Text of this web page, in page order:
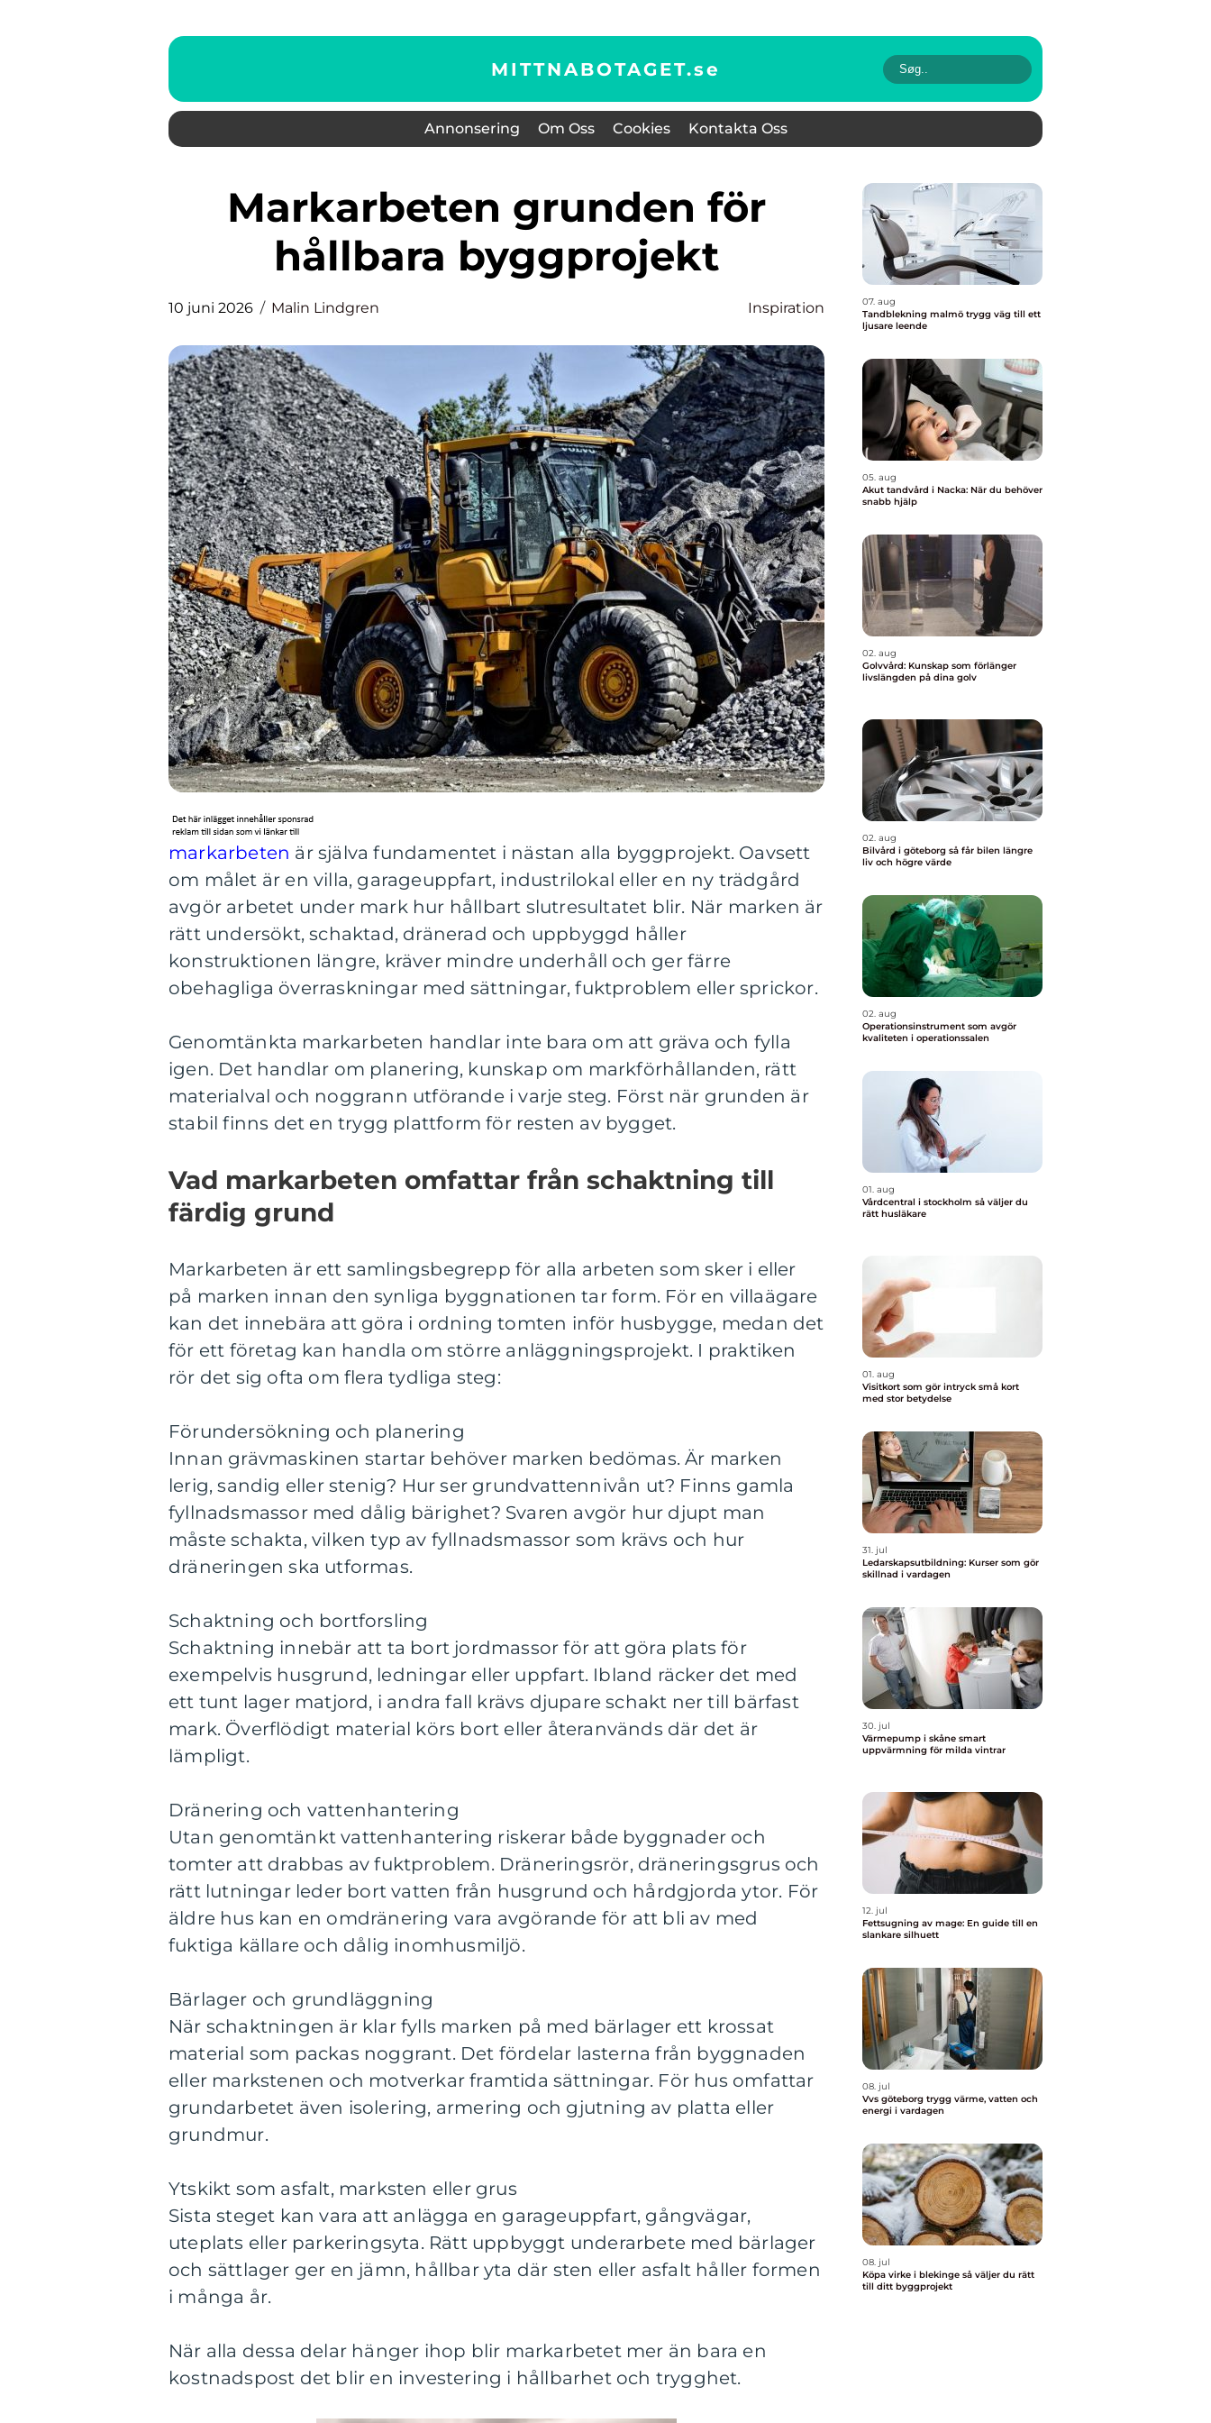
MITTNABOTAGET.se
Annonsering Om Oss Cookies Kontakta Oss
Markarbeten grunden för
hållbara byggprojekt
10 juni 2026 Malin Lindgren Inspiration
markarbeten är själva fundamentet i nästan alla byggprojekt. Oavsett
om målet är en villa, garageuppfart, industrilokal eller en ny trädgård
avgör arbetet under mark hur hållbart slutresultatet blir. När marken är
rätt undersökt, schaktad, dränerad och uppbyggd håller
konstruktionen längre, kräver mindre underhåll och ger färre
obehagliga överraskningar med sättningar, fuktproblem eller sprickor.
Genomtänkta markarbeten handlar inte bara om att gräva och fylla
igen. Det handlar om planering, kunskap om markförhållanden, rätt
materialval och noggrann utförande i varje steg. Först när grunden är
stabil finns det en trygg plattform för resten av bygget.
Vad markarbeten omfattar från schaktning till
färdig grund
Markarbeten är ett samlingsbegrepp för alla arbeten som sker i eller
på marken innan den synliga byggnationen tar form. För en villaägare
kan det innebära att göra i ordning tomten inför husbygge, medan det
för ett företag kan handla om större anläggningsprojekt. I praktiken
rör det sig ofta om flera tydliga steg:
Förundersökning och planering
Innan grävmaskinen startar behöver marken bedömas. Är marken
lerig, sandig eller stenig? Hur ser grundvattennivån ut? Finns gamla
fyllnadsmassor med dålig bärighet? Svaren avgör hur djupt man
måste schakta, vilken typ av fyllnadsmassor som krävs och hur
dräneringen ska utformas.
Schaktning och bortforsling
Schaktning innebär att ta bort jordmassor för att göra plats för
exempelvis husgrund, ledningar eller uppfart. Ibland räcker det med
ett tunt lager matjord, i andra fall krävs djupare schakt ner till bärfast
mark. Överflödigt material körs bort eller återanvänds där det är
lämpligt.
Dränering och vattenhantering
Utan genomtänkt vattenhantering riskerar både byggnader och
tomter att drabbas av fuktproblem. Dräneringsrör, dräneringsgrus och
rätt lutningar leder bort vatten från husgrund och hårdgjorda ytor. För
äldre hus kan en omdränering vara avgörande för att bli av med
fuktiga källare och dålig inomhusmiljö.
Bärlager och grundläggning
När schaktningen är klar fylls marken på med bärlager ett krossat
material som packas noggrant. Det fördelar lasterna från byggnaden
eller markstenen och motverkar framtida sättningar. För hus omfattar
grundarbetet även isolering, armering och gjutning av platta eller
grundmur.
Ytskikt som asfalt, marksten eller grus
Sista steget kan vara att anlägga en garageuppfart, gångvägar,
uteplats eller parkeringsyta. Rätt uppbyggt underarbete med bärlager
och sättlager ger en jämn, hållbar yta där sten eller asfalt håller formen
i många år.
När alla dessa delar hänger ihop blir markarbetet mer än bara en
kostnadspost det blir en investering i hållbarhet och trygghet.
07. aug
Tandblekning malmö trygg väg till ett
ljusare leende
05. aug
Akut tandvård i Nacka: När du behöver
snabb hjälp
02. aug
Golvvård: Kunskap som förlänger
livslängden på dina golv
02. aug
Bilvård i göteborg så får bilen längre
liv och högre värde
02. aug
Operationsinstrument som avgör
kvaliteten i operationssalen
01. aug
Vårdcentral i stockholm så väljer du
rätt husläkare
01. aug
Visitkort som gör intryck små kort
med stor betydelse
31. jul
Ledarskapsutbildning: Kurser som gör
skillnad i vardagen
30. jul
Värmepump i skåne smart
uppvärmning för milda vintrar
12. jul
Fettsugning av mage: En guide till en
slankare silhuett
08. jul
Vvs göteborg trygg värme, vatten och
energi i vardagen
08. jul
Köpa virke i blekinge så väljer du rätt
till ditt byggprojekt